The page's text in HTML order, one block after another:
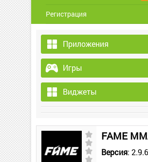
Регистрация
Приложения
Игры
Виджеты
FAME
Версия: 2.9.6